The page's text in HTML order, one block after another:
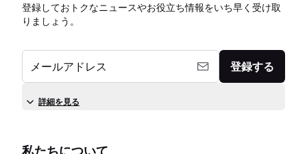
登録しておトクなニュースやお役立ち情報をいち早く受け取
りましょう。
メールアドレス 登録する
詳細を見る
私たちについて